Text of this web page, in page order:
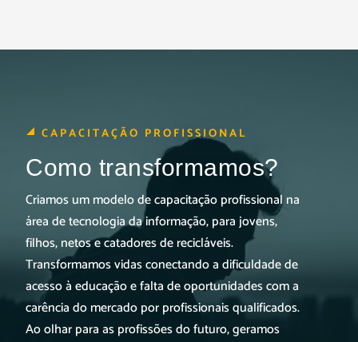
CAPACITAÇÃO PROFISSIONAL
Como transformamos?
Criamos um modelo de capacitação profissional na
área de tecnologia da informação, para jovens,
filhos, netos e catadores de recicláveis.
Transformamos vidas conectando a dificuldade de
acesso à educação e falta de oportunidades com a
carência do mercado por profissionais qualificados.
Ao olhar para as profissões do futuro, geramos